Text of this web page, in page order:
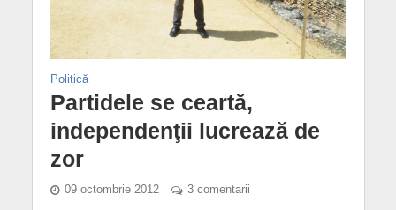
Politică
Partidele se ceartă,
independenţii lucrează de
zor
09 octombrie 2012 3 comentarii